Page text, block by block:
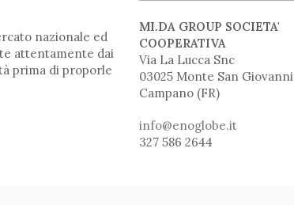
nazionale ed
attentamente dai
prima di proporle
MI.DA GROUP SOCIETA'
COOPERATIVA
Via La Lucca Snc
03025 Monte San Giovanni
Campano (FR)
info@enoglobe.it
327 586 2644